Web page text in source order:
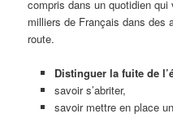
compris dans un quotidien
milliers de Français dans des
route.
Distinguer la fuite de
savoir s’abriter,
savoir mettre en place